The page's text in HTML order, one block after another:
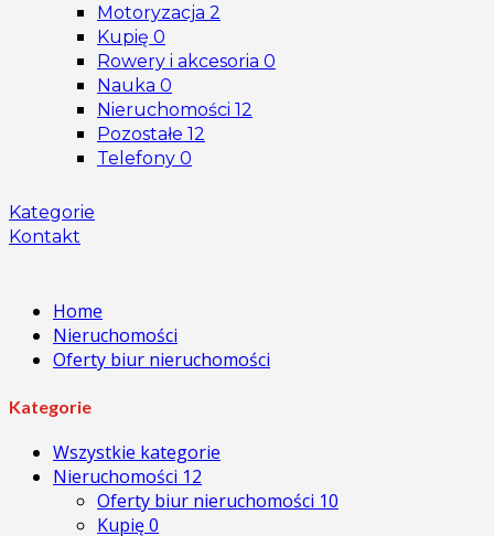
Motoryzacja 2
Kupię 0
Rowery i akcesoria 0
Nauka 0
Nieruchomości 12
Pozostałe 12
Telefony 0
Kategorie
Kontakt
Home
Nieruchomości
Oferty biur nieruchomości
Kategorie
Wszystkie kategorie
Nieruchomości 12
Oferty biur nieruchomości 10
Kupię0